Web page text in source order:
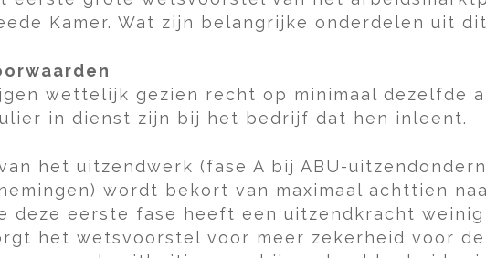
Kamer. Wat zijn belangrijke onderdelen uit
wettelijk gezien recht op minimaal dezelfde
in dienst zijn bij het bedrijf dat hen inleent.
het uitzendwerk (fase A bij ABU-
wordt bekort van maximaal achttien
deze eerste fase heeft een uitzendkracht
het wetsvoorstel voor meer zekerheid voor